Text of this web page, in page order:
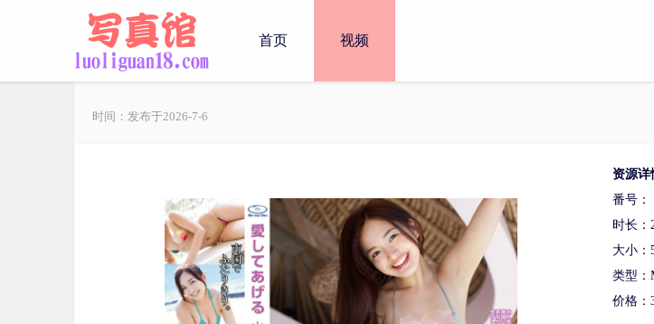
首页 视频
时间：发布于2026-7-6
资源详
番号：
时长：
大小：
类型：
价格：